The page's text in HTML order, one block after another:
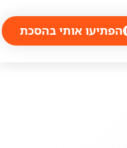
הפתיעו אותי בהסכת